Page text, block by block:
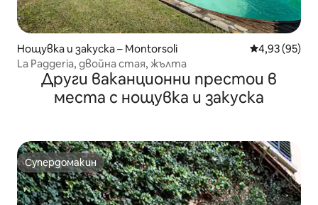
Нощувка и закуска – Montorsoli Средна
4,93 (95)
La Paggeria, двойна стая, жълта
Други ваканционни престои в
места с нощувка и закуска
Супердомакин
Супердомакин